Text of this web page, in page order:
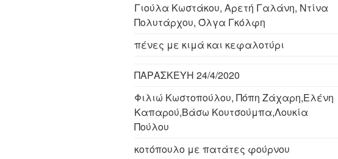
Γιούλα Κωστάκου, Αρετή Γαλάνη, Ντίνα
Πολυτάρχου, Όλγα Γκόλφη
πένες με κιμά και κεφαλοτύρι
ΠΑΡΑΣΚΕΥΗ 24/4/2020
Φιλιώ Κωστοπούλου, Πόπη Ζάχαρη,Ελένη
Καπαρού,Βάσω Κουτσούμπα,Λουκία
Πούλου
κοτόπουλο με πατάτες φούρνου